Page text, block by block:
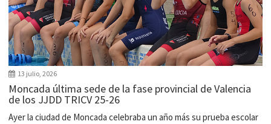
13 julio, 2026
Moncada última sede de la fase provincial de Valencia
de los JJDD TRICV 25-26
Ayer la ciudad de Moncada celebraba un año más su prueba escolar